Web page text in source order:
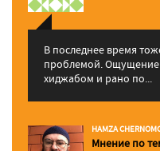
В последнее время
проблемой. Ощущение
хиджабом и рано по...
HAMZA
Мнение по